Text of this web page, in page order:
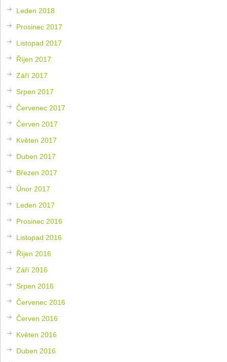
Leden 2018
Prosinec 2017
Listopad 2017
Říjen 2017
Září 2017
Srpen 2017
Červenec 2017
Červen 2017
Květen 2017
Duben 2017
Březen 2017
Únor 2017
Leden 2017
Prosinec 2016
Listopad 2016
Říjen 2016
Září 2016
Srpen 2016
Červenec 2016
Červen 2016
Květen 2016
Duben 2016